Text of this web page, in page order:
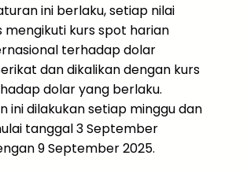
ini berlaku, setiap nilai
mengikuti kurs spot harian
terhadap dolar
dan dikalikan dengan kurs
dolar yang berlaku.
ini dilakukan setiap minggu dan
tanggal 3 September
9 September 2025.